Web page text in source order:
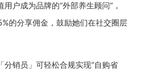
用户成为品牌的“外部养生顾问”，
的分享佣金，鼓励她们在社交圈层
分销员」可轻松合规实现“自购省